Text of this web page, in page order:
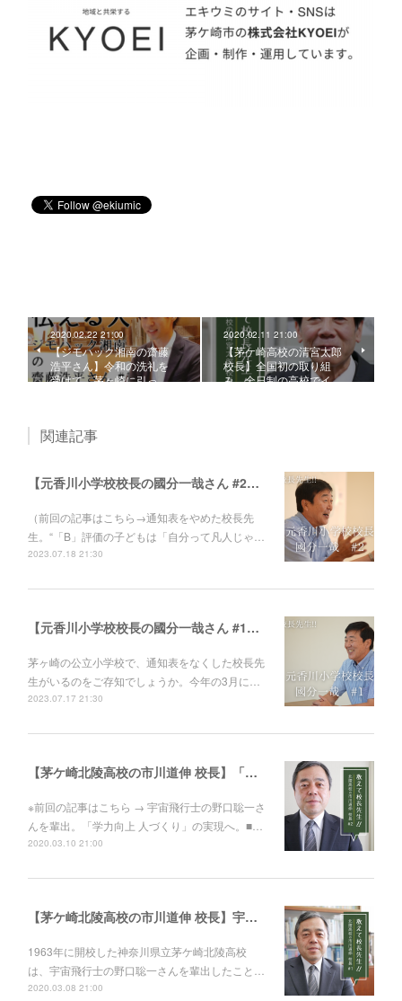
2020.02.22 21:00
【ジモハック湘南の齋藤
浩平さん】令和の洗礼を
受けて、茅ヶ崎に引っ…
2020.02.11 21:00
【茅ケ崎高校の清宮太郎
校長】全国初の取り組
み。全日制の高校でイ…
関連記事
【元香川小学校校長の國分一哉さん #2】これからの時代は「自分の頭で考える」のが大切になる。ところで先生はそれができているか？
（前回の記事はこちら→通知表をやめた校長先
生。“「B」評価の子どもは「自分って凡人じゃ…
2023.07.18 21:30
【元香川小学校校長の國分一哉さん #1】通知表をやめた校長先生。“「B」評価の子どもは「自分って凡人じゃん」と思っちゃう。”
茅ヶ崎の公立小学校で、通知表をなくした校長先
生がいるのをご存知でしょうか。今年の3月に…
2023.07.17 21:30
【茅ケ崎北陵高校の市川道伸 校長】「人は変われる」。生徒の成長のためにすべきこと
※前回の記事はこちら → 宇宙飛行士の野口聡一さ
んを輩出。「学力向上 人づくり」の実現へ。■…
2020.03.10 21:00
【茅ケ崎北陵高校の市川道伸 校長】宇宙飛行士の野口聡一さんを輩出。「学力向上 人づくり」の実現へ。
1963年に開校した神奈川県立茅ケ崎北陵高校
は、宇宙飛行士の野口聡一さんを輩出したこと…
2020.03.08 21:00